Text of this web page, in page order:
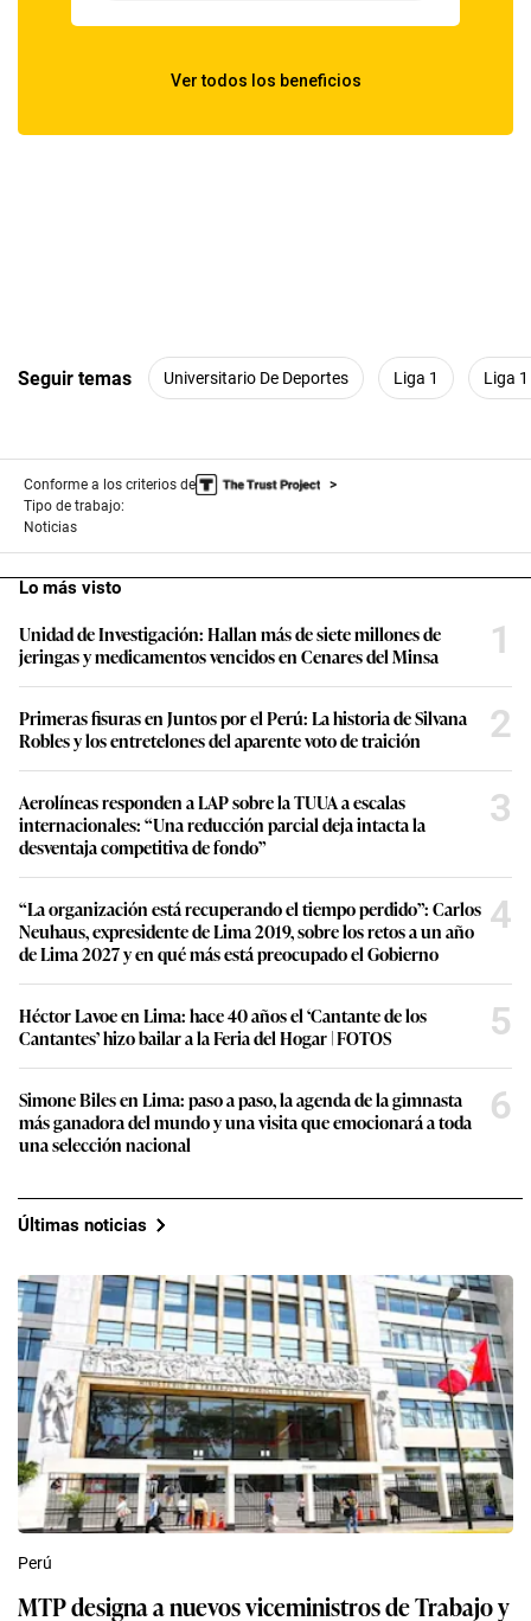
Seguir temas Universitario De Deportes Liga 1 Liga
Conforme a los criterios de
Tipo de trabajo:
Noticias
Lo más visto
Unidad de Investigación: Hallan más de siete millones de
jeringas y medicamentos vencidos en Cenares del Minsa
1
Primeras fisuras en Juntos por el Perú: La historia de Silvana
Robles y los entretelones del aparente voto de traición
2
Aerolíneas responden a LAP sobre la TUUA a escalas
internacionales: “Una reducción parcial deja intacta la
desventaja competitiva de fondo”
3
“La organización está recuperando el tiempo perdido”: Carlos
Neuhaus, expresidente de Lima 2019, sobre los retos a un año
de Lima 2027 y en qué más está preocupado el Gobierno
4
Héctor Lavoe en Lima: hace 40 años el ‘Cantante de los
Cantantes’ hizo bailar a la Feria del Hogar | FOTOS
5
Simone Biles en Lima: paso a paso, la agenda de la gimnasta
más ganadora del mundo y una visita que emocionará a toda
una selección nacional
6
Últimas noticias
Perú
MTP designa a nuevos viceministros de Trabajo y